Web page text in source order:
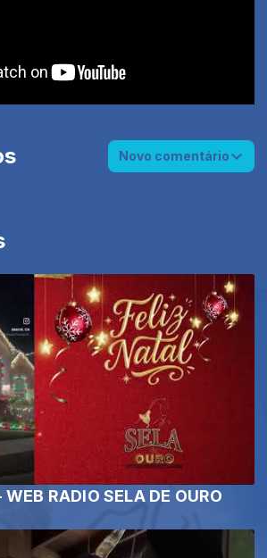
RADIO SELA DE OURO
Novo comentário